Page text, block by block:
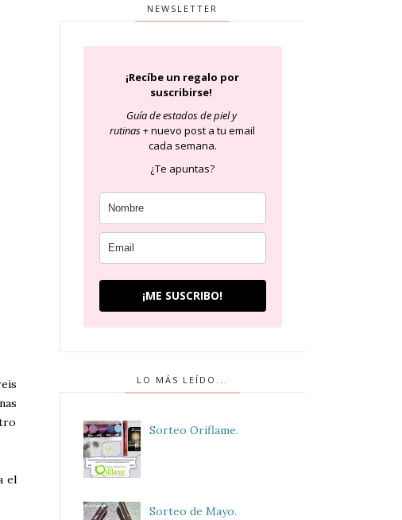
el
NEWSLETTER
¡Recíbe un regalo por
suscribirse!
Guía de estados de piely
rutinas+ nuevo post a tu email
cada semana.
¿Te apuntas?
¡ME SUSCRIBO!
LO MÁS LEÍDO...
Sorteo Oriflame.
Sorteo de Mayo.